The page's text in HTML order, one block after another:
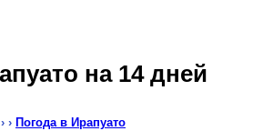
на 14 дней
› Погода в Ирапуато